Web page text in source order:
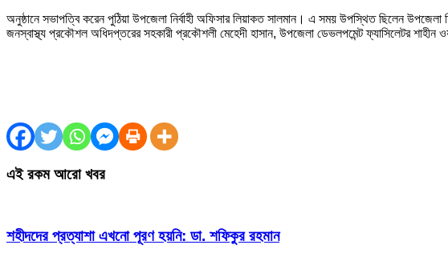
অনুষ্ঠানে সভাপত্বি করেন পুঠিয়া উপজেলা নির্বাহী অফিসার লিয়াকত সালমান। এ সময় উপস্থিত ছিলেন উপজেলা
জনস্বাস্থ্য প্রকৌশল অধিদপ্তরের সহকারী প্রকৌশলী মেহেদী হাসান, উপজেলা ডেভলপমেন্ট ফ্যাসিলেটর শাহীন
এই রকম আরো খবর
শহীদদের প্রত্যাশা এখনো পূরণ হয়নি: ডা. শফিকুর রহমান